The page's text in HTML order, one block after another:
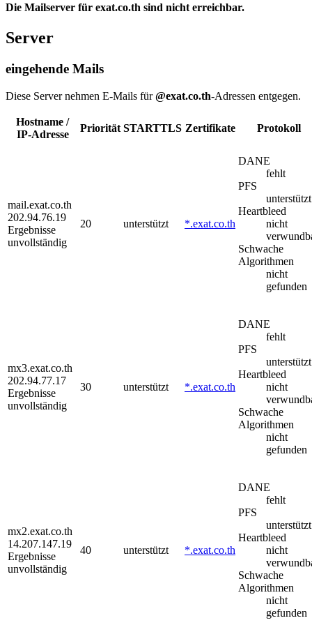
Die Mailserver für exat.co.th sind nicht erreichbar.
Server
eingehende Mails
Diese Server nehmen E-Mails für@exat.co.th-Adressen entgegen.
Hostname /
IP-Adresse
Priorität STARTTLS Zertifikate Protokoll
mail.exat.co.th
202.94.76.19
Ergebnisse
unvollständig
20 unterstützt *.exat.co.th
DANE
fehlt
PFS
unterstützt
Heartbleed
nicht
Schwache
Algorithmen
nicht
gefunden
mx3.exat.co.th
202.94.77.17
Ergebnisse
unvollständig
30 unterstützt *.exat.co.th
DANE
fehlt
PFS
unterstützt
Heartbleed
nicht
Schwache
Algorithmen
nicht
gefunden
mx2.exat.co.th
14.207.147.19
Ergebnisse
unvollständig
40 unterstützt *.exat.co.th
DANE
fehlt
PFS
unterstützt
Heartbleed
nicht
Schwache
Algorithmen
nicht
gefunden